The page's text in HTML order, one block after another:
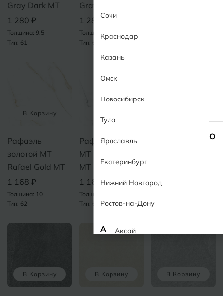
Gray Dark МТ
1 280 ₽
Толщина: 9.5
Тип: 61
Gray Light МТ
1 280 ₽
Толщина: 9.5
Тип: 61
В Корзину
Рафаэль
золотой MT
Rafael Gold МТ
1 168 ₽
Толщина: 10
Тип: 62
Рафаэль серый
MT Rafael Gray
МТ
1 168 ₽
Толщина: 10
Тип: 62
Белый MT White
Толщина: 10
В Корзину В Корзину В Корзину
Сочи
Краснодар
Казань
Омск
Новосибирск
Тула
Ярославль
Екатеринбург
Нижний Новгород
Ростов-на-Дону
А Аксай
Альметьевск
О